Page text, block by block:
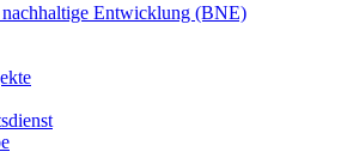
Entwicklung (BNE)